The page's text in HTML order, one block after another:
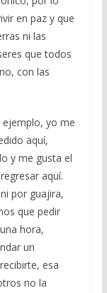
en paz y que
ni las
que todos
con las
ejemplo, yo me
aquí,
y me gusta el
aquí.
por guajira,
que pedir
hora,
un
esa
no la